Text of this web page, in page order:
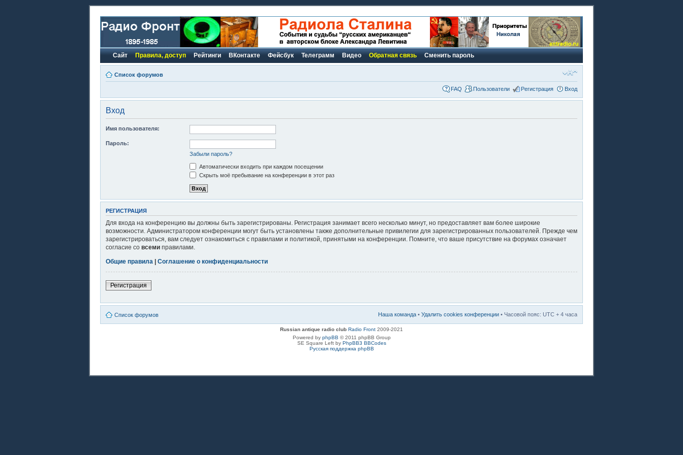
Сайт Правила, доступ Рейтинги ВКонтакте Фейсбук Телеграмм Видео Обратная связь Сменить пароль
Список форумов
FAQ Пользователи Регистрация Вход
Вход
Имя пользователя:
Пароль:
Забыли пароль?
Автоматически входить при каждом посещении
Скрыть моё пребывание на конференции в этот раз
РЕГИСТРАЦИЯ
Для входа на конференцию вы должны быть зарегистрированы. Регистрация занимает всего несколько минут, но предоставляет вам более широкие
возможности. Администратором конференции могут быть установлены также дополнительные привилегии для зарегистрированных пользователей. Прежде чем
зарегистрироваться, вам следует ознакомиться с правилами и политикой, принятыми на конференции. Помните, что ваше присутствие на форумах означает
согласие со всеми правилами.
Общие правила | Соглашение о конфиденциальности
Регистрация
Список форумов Наша команда • Удалить cookies конференции • Часовой пояс: UTC + 4 часа
Russian antique radio club Radio Front 2009-2021
Powered by phpBB © 2011 phpBB Group
SE Square Left by PhpBB3 BBCodes
Русская поддержка phpBB